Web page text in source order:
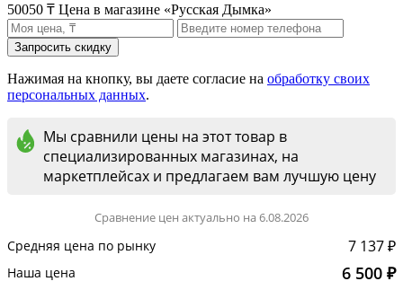
50050 ₸ Цена в магазине «Русская Дымка»
Нажимая на кнопку, вы даете согласие на обработку своих
персональных данных.
Мы сравнили цены на этот товар в
специализированных магазинах, на
маркетплейсах и предлагаем вам лучшую цену
Сравнение цен актуально на 6.08.2026
Средняя цена по рынку 7 137 ₽
Наша цена 6 500 ₽